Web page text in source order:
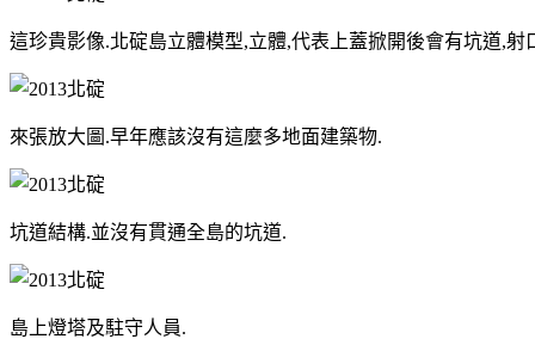
這珍貴影像.北碇島立體模型,立體,代表上蓋掀開後會有坑道,射
來張放大圖.早年應該沒有這麼多地面建築物.
坑道結構.並沒有貫通全島的坑道.
島上燈塔及駐守人員.